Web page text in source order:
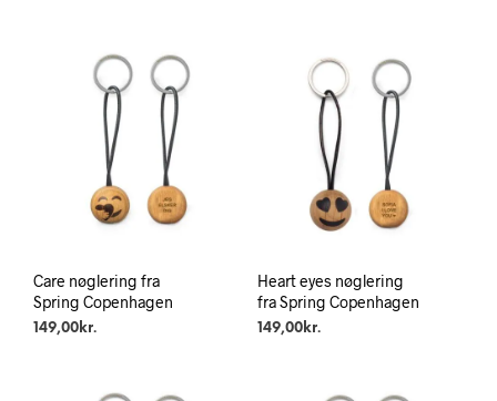
Care nøglering fra
Spring Copenhagen
149,00 kr.
Heart eyes nøglering
fra Spring Copenhagen
149,00kr.